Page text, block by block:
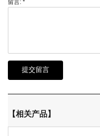
留言: *
提交留言
【相关产品】